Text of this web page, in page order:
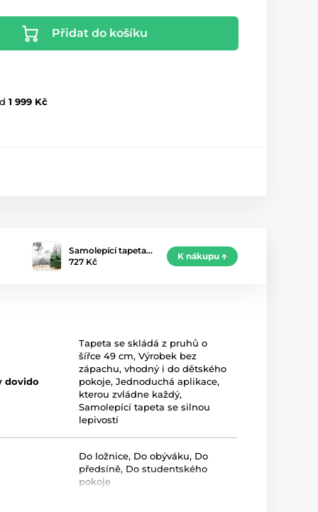
Přidat do košíku
1 999 Kč
Samolepící tapeta…
727 Kč
K nákupu
dovido
Tapeta se skládá z pruhů o
šířce 49 cm,Výrobek bez
zápachu, vhodný i do dětského
pokoje,Jednoduchá aplikace,
kterou zvládne každý,
Samolepící tapeta se silnou
lepivostí
Do ložnice, Do obýváku, Do
předsíně, Do studentského
pokoje